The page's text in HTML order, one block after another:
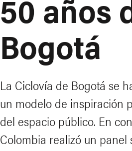
50 años
Bogotá
La Ciclovía de Bogotá se
un modelo de inspiración
del espacio público. En
Colombia realizó un